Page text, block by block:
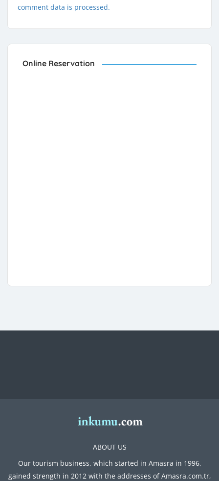
comment data is processed.
Online Reservation
ABOUT US
Our tourism business, which started in Amasra in 1996,
gained strength in 2012 with the addresses of Amasra.com.tr,